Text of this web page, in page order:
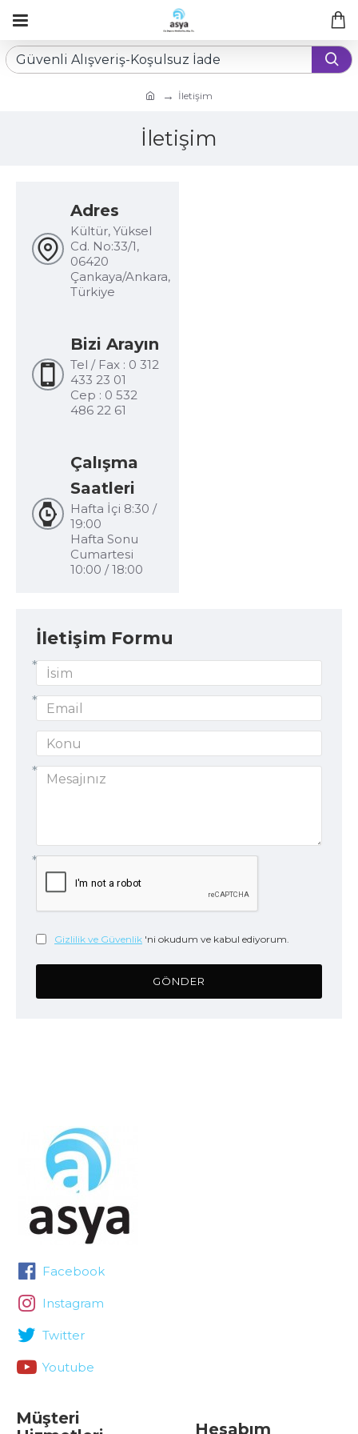
İletişim
İletişim
Adres
Kültür, Yüksel
Cd. No:33/1,
06420
Çankaya/Ankara,
Türkiye
Bizi Arayın
Tel / Fax : 0 312
433 23 01
Cep : 0 532
486 22 61
Çalışma
Saatleri
Hafta İçi 8:30 /
19:00
Hafta Sonu
Cumartesi
10:00 / 18:00
İletişim Formu
Gizlilik ve Güvenlik 'ni okudum ve kabul ediyorum.
GÖNDER
Facebook
Instagram
Twitter
Youtube
Müşteri
Hesabım